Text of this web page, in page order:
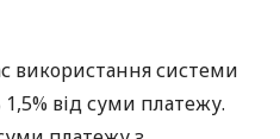
використання системи
1,5% від суми платежу.